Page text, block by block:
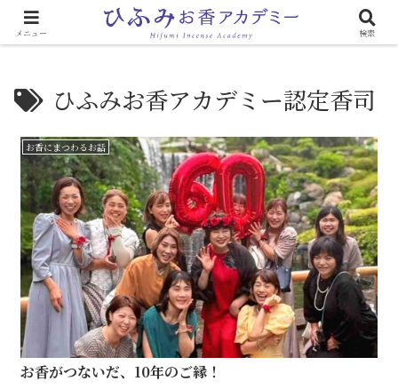
心と体に効く「お香のある生活」
ひふみお香アカデミー認定香司
お香にまつわるお話
お香がつないだ、10年のご縁！
メニュー 検索